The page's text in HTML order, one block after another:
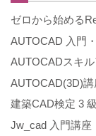
ゼロから始める
AUTOCAD 入門
AUTOCADスキ
AUTOCAD(3D)講
建築CAD検定 3
Jw_cad 入門講座